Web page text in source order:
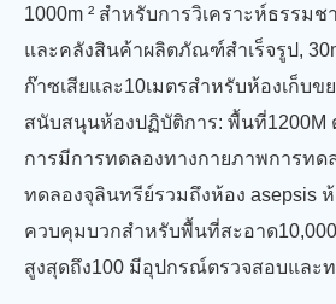
1000m ² สำหรับการวิเคราะห์ธรรมช
และคลังสินค้าผลิตภัณฑ์สำเร็จรูป,
ก๊าซเสียและ10เมตรสำหรับห้องเก็บข
สนับสนุนห้องปฏิบัติการ: พื้นที่1200M
การมีการทดลองทางกายภาพการทด
ทดลองจุลินทรีย์รวมถึงห้อง asepsis
ควบคุมบวกสำหรับพื้นที่สะอาด
สูงสุดถึง100 มีอุปกรณ์ตรวจสอบและ